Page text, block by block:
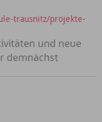
trausnitz/projekte-
und neue
demnächst